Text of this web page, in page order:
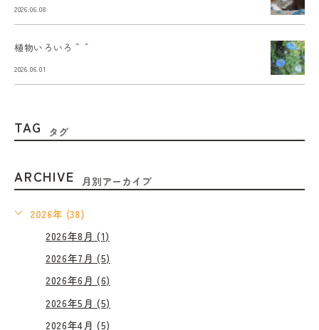
2026.06.08
植物いろいろ＾＾
2026.06.01
TAG タグ
ARCHIVE 月別アーカイブ
2026年 (38)
2026年8月 (1)
2026年7月 (5)
2026年6月 (6)
2026年5月 (5)
2026年4月 (5)